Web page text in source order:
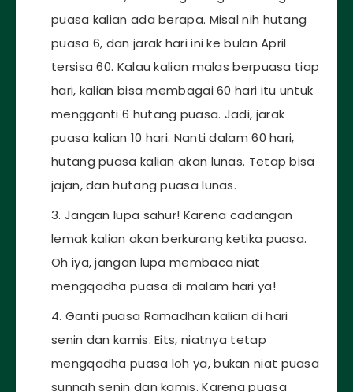
puasa kalian ada berapa. Misal nih hutang
puasa 6, dan jarak hari ini ke bulan April
tersisa 60. Kalau kalian malas berpuasa tiap
hari, kalian bisa membagai 60 hari itu untuk
mengganti 6 hutang puasa. Jadi, jarak
puasa kalian 10 hari. Nanti dalam 60 hari,
hutang puasa kalian akan lunas. Tetap bisa
jajan, dan hutang puasa lunas.
Jangan lupa sahur! Karena cadangan
lemak kalian akan berkurang ketika puasa.
Oh iya, jangan lupa membaca niat
mengqadha puasa di malam hari ya!
Ganti puasa Ramadhan kalian di hari
senin dan kamis. Eits, niatnya tetap
mengqadha puasa loh ya, bukan niat puasa
sunnah senin dan kamis. Karena puasa